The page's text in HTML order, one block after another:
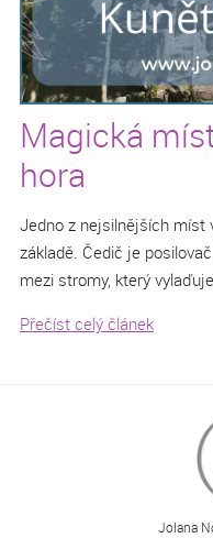
Magická
hora
Jedno z nejsilnějších míst
základě. Čedič je
mezi stromy, který
Přečíst celý článek
Jolana